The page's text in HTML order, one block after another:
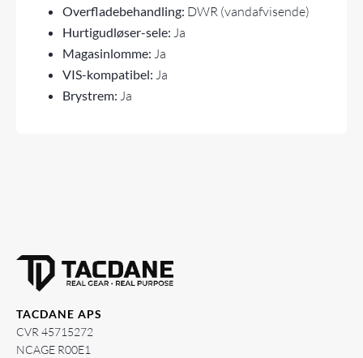
Overfladebehandling: DWR (vandafvisende)
Hurtigudløser-sele: Ja
Magasinlomme: Ja
VIS-kompatibel: Ja
Brystrem: Ja
TACDANE APS
CVR 45715272
NCAGE R00E1